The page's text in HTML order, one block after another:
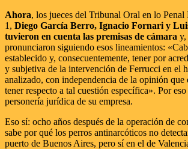
Ahora, los jueces del Tribunal Oral en lo
1, Diego García Berro, Ignacio Fornari y
tuvieron en cuenta las premisas de cámara y,
pronunciaron siguiendo esos lineamientos:
establecido y, consecuentemente, tener por
y subjetiva de la intervención de Ferrucci en el
analizado, con independencia de la opinión que
tener respecto a tal cuestión específica». Por
personería jurídica de su empresa.
Eso sí: ocho años después de la operación de
sabe por qué los perros antinarcóticos no
puerto de Buenos Aires, pero sí en el de